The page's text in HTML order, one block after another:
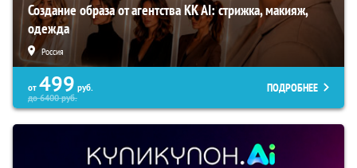
Создание образа от агентства KK AI: стрижка, макияж,
одежда
Россия
от 499 руб.
до6400руб.
ПОДРОБНЕЕ